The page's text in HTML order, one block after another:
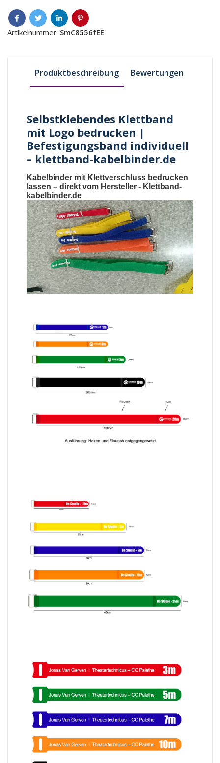
Artikelnummer: SmC8556fEE
Produktbeschreibung Bewertungen
Selbstklebendes Klettband
mit Logo bedrucken |
Befestigungsband individuell
– klettband-kabelbinder.de
Kabelbinder mit Klettverschluss bedrucken
lassen – direkt vom Hersteller - Klettband-
kabelbinder.de